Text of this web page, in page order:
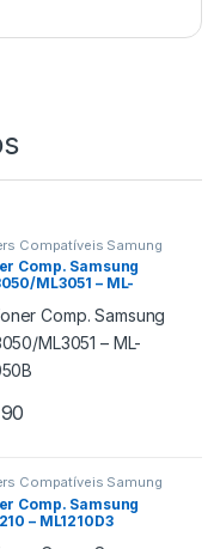
Compatíveis Samung
Comp. Samsung
ML3051 – ML-
Compatíveis Samung
Comp. Samsung
– ML1210D3